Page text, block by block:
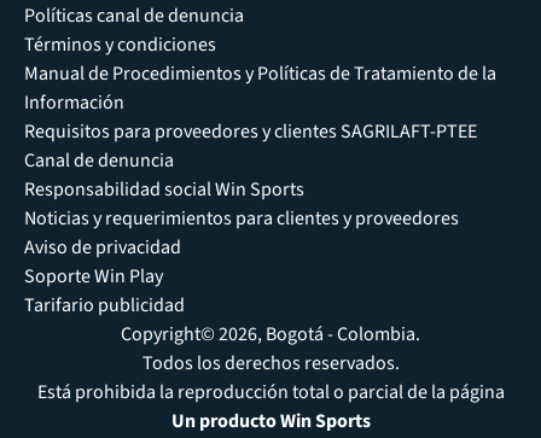
Políticas canal de denuncia
Términos y condiciones
Manual de Procedimientos y Políticas de Tratamiento de la
Información
Requisitos para proveedores y clientes SAGRILAFT-PTEE
Canal de denuncia
Responsabilidad social Win Sports
Noticias y requerimientos para clientes y proveedores
Aviso de privacidad
Soporte Win Play
Tarifario publicidad
Copyright© 2026, Bogotá - Colombia.
Todos los derechos reservados.
Está prohibida la reproducción total o parcial de la página
Un producto Win Sports